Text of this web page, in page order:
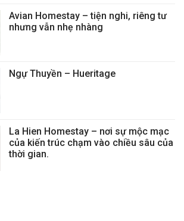
Avian Homestay – tiện nghi, riêng tư
nhưng vẫn nhẹ nhàng
Ngự Thuyền – Hueritage
La Hien Homestay – nơi sự mộc mạc
của kiến trúc chạm vào chiều sâu của
thời gian.